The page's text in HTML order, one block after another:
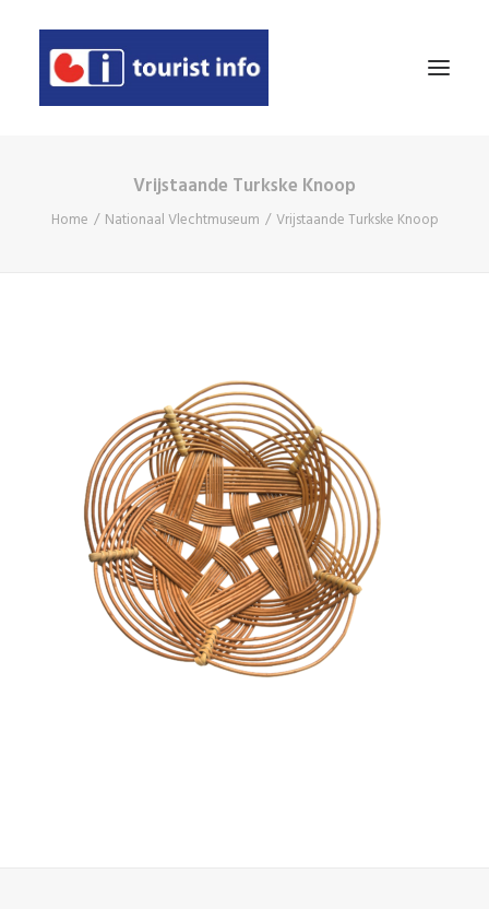
DEELNEMER WORDEN
Vrijstaande Turkske Knoop
Home Nationaal Vlechtmuseum Vrijstaande Turkske Knoop